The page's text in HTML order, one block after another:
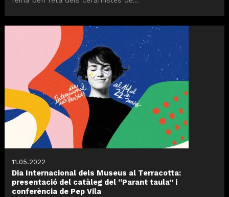
11.05.2022
Dia Internacional dels Museus al Terracotta:
presentació del catàleg del “Parant taula” i
conferència de Pep Vila